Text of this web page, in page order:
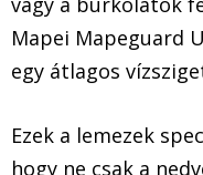
Mapei Mapeguard
egy átlagos
Ezek a lemezek
hogy ne csak a